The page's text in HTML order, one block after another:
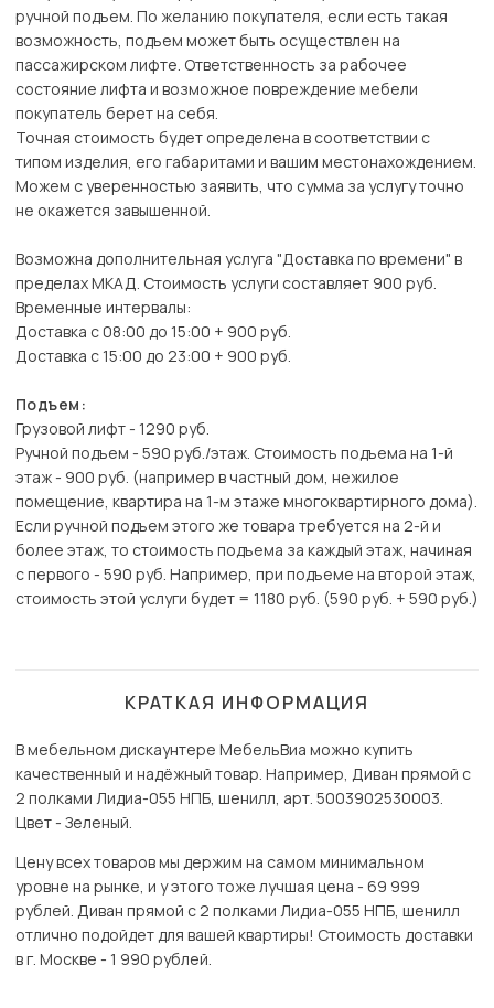
ручной подъем. По желанию покупателя, если есть такая
возможность, подъем может быть осуществлен на
пассажирском лифте. Ответственность за рабочее
состояние лифта и возможное повреждение мебели
покупатель берет на себя.
Точная стоимость будет определена в соответствии с
типом изделия, его габаритами и вашим местонахождением.
Можем с уверенностью заявить, что сумма за услугу точно
не окажется завышенной.
Возможна дополнительная услуга "Доставка по времени" в
пределах МКАД. Стоимость услуги составляет 900 руб.
Временные интервалы:
Доставка с 08:00 до 15:00 + 900 руб.
Доставка с 15:00 до 23:00 + 900 руб.
Подъем:
Грузовой лифт - 1290 руб.
Ручной подъем - 590 руб./этаж. Стоимость подъема на 1-й
этаж - 900 руб. (например в частный дом, нежилое
помещение, квартира на 1-м этаже многоквартирного дома).
Если ручной подъем этого же товара требуется на 2-й и
более этаж, то стоимость подъема за каждый этаж, начиная
с первого - 590 руб. Например, при подъеме на второй этаж,
стоимость этой услуги будет = 1180 руб. (590 руб. + 590 руб.)
КРАТКАЯ ИНФОРМАЦИЯ
В мебельном дискаунтере МебельВиа можно купить
качественный и надёжный товар. Например, Диван прямой с
2 полками Лидиа-055 НПБ, шенилл, арт. 5003902530003.
Цвет - Зеленый.
Цену всех товаров мы держим на самом минимальном
уровне на рынке, и у этого тоже лучшая цена - 69 999
рублей. Диван прямой с 2 полками Лидиа-055 НПБ, шенилл
отлично подойдет для вашей квартиры! Стоимость доставки
в г. Москве - 1 990 рублей.